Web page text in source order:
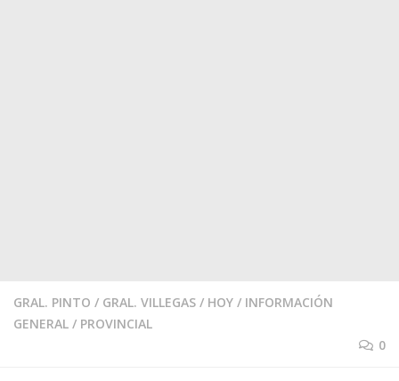
GRAL. PINTO / GRAL. VILLEGAS / HOY / INFORMACIÓN
GENERAL / PROVINCIAL
0